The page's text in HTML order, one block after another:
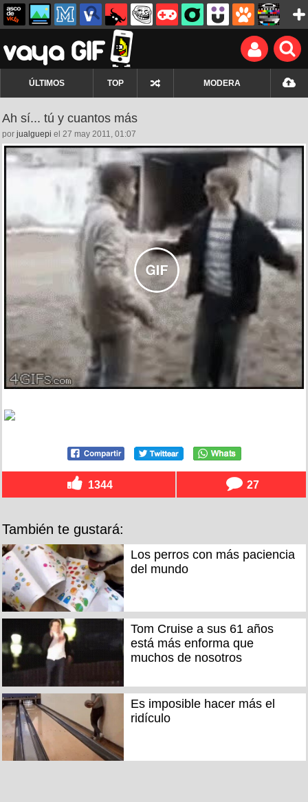
ÚLTIMOS TOP MODERA
Ah sí... tú y cuantos más
por jualguepi el 27 may 2011, 01:07
1344 27
También te gustará:
Los perros con más paciencia
del mundo
Tom Cruise a sus 61 años
está más enforma que
muchos de nosotros
Es imposible hacer más el
ridículo